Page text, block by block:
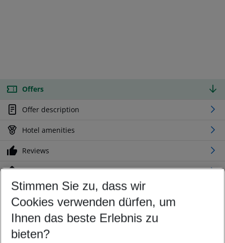
Offers
Offer description
Hotel amenities
Reviews
Location
Customize your offer
Find the perfect deal which suits your best
Your departure airport
Any airport
Stimmen Sie zu, dass wir
Cookies verwenden dürfen, um
Ihnen das beste Erlebnis zu
bieten?